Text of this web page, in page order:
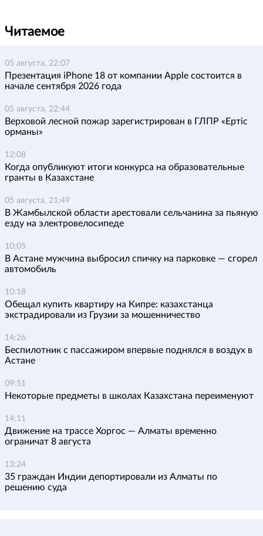
Читаемое
05 августа, 22:07
Презентация iPhone 18 от компании Apple состоится в
начале сентября 2026 года
05 августа, 22:44
Верховой лесной пожар зарегистрирован в ГЛПР «Ертіс
орманы»
12:08
Когда опубликуют итоги конкурса на образовательные
гранты в Казахстане
05 августа, 21:49
В Жамбылской области арестовали сельчанина за пьяную
езду на электровелосипеде
10:05
В Астане мужчина выбросил спичку на парковке — сгорел
автомобиль
10:18
Обещал купить квартиру на Кипре: казахстанца
экстрадировали из Грузии за мошенничество
14:26
Беспилотник с пассажиром впервые поднялся в воздух в
Астане
09:51
Некоторые предметы в школах Казахстана переименуют
14:11
Движение на трассе Хоргос — Алматы временно
ограничат 8 августа
13:24
35 граждан Индии депортировали из Алматы по
решению суда